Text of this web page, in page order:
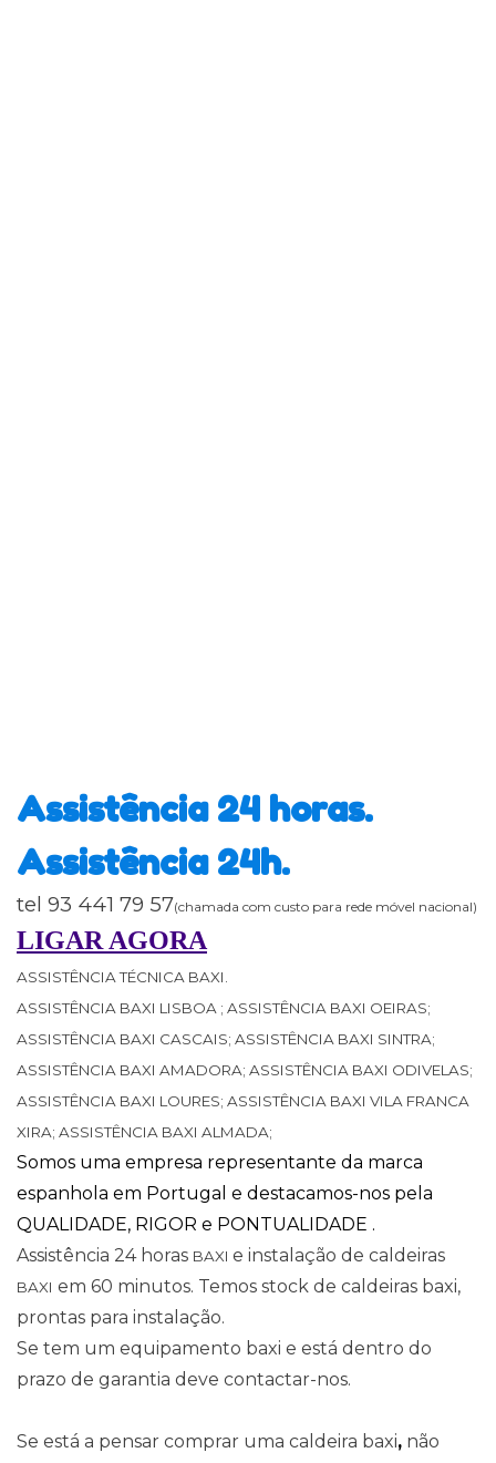
Assistência 24 horas.
Assistência 24h.
tel 93 441 79 57(chamada com custo para rede móvel nacional)
LIGAR AGORA
ASSISTÊNCIA TÉCNICA BAXI.
ASSISTÊNCIA BAXI LISBOA ; ASSISTÊNCIA BAXI OEIRAS;
ASSISTÊNCIA BAXI CASCAIS; ASSISTÊNCIA BAXI SINTRA;
ASSISTÊNCIA BAXI AMADORA; ASSISTÊNCIA BAXI ODIVELAS;
ASSISTÊNCIA BAXI LOURES; ASSISTÊNCIA BAXI VILA FRANCA
XIRA; ASSISTÊNCIA BAXI ALMADA;
Somos uma empresa representante da marca
espanhola em Portugal e destacamos-nos pela
QUALIDADE, RIGOR e PONTUALIDADE .
Assistência 24 horas BAXI e instalação de caldeiras
BAXI em 60 minutos. Temos stock de caldeiras baxi,
prontas para instalação.
Se tem um equipamento baxi e está dentro do
prazo de garantia deve contactar-nos.
Se está a pensar comprar uma caldeira baxi, não